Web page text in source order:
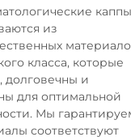
каппы
из
класса, которые
долговечны и
для оптимальной
Мы
соответствуют